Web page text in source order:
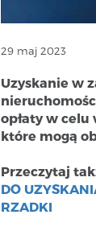
USŁUGI
29 maj 2023
Uzyskanie w
opłaty w
które mogą
Przeczytaj
DO
RZADKI